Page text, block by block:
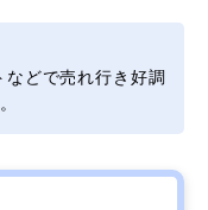
どで売れ行き好調